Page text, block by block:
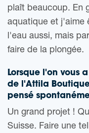
plaît beaucoup. En
aquatique et j'aime
l'eau aussi, mais
faire de la plongée.
Lorsque l'on vous
de l'Attila
pensé
Un grand projet !
Suisse. Faire une